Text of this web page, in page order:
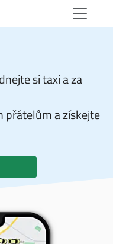
si taxi a za
přátelům a získejte